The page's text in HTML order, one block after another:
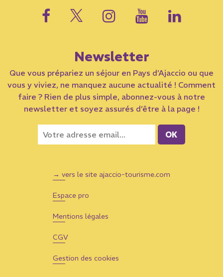
Newsletter
Que vous prépariez un séjour en Pays d’Ajaccio ou que
vous y viviez, ne manquez aucune actualité ! Comment
faire ? Rien de plus simple, abonnez-vous à notre
newsletter et soyez assurés d’être à la page !
→ vers le site ajaccio-tourisme.com
Espace pro
Mentions légales
CGV
Gestion des cookies